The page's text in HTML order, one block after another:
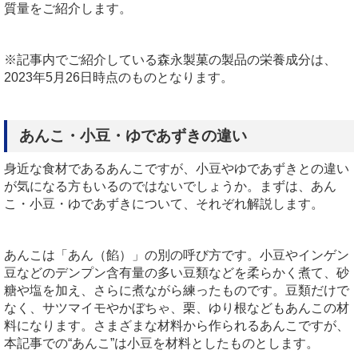
質量をご紹介します。
※記事内でご紹介している森永製菓の製品の栄養成分は、
2023年5月26日時点のものとなります。
あんこ・小豆・ゆであずきの違い
身近な食材であるあんこですが、小豆やゆであずきとの違い
が気になる方もいるのではないでしょうか。まずは、あん
こ・小豆・ゆであずきについて、それぞれ解説します。
あんこは「あん（餡）」の別の呼び方です。小豆やインゲン
豆などのデンプン含有量の多い豆類などを柔らかく煮て、砂
糖や塩を加え、さらに煮ながら練ったものです。豆類だけで
なく、サツマイモやかぼちゃ、栗、ゆり根などもあんこの材
料になります。さまざまな材料から作られるあんこですが、
本記事での“あんこ”は小豆を材料としたものとします。